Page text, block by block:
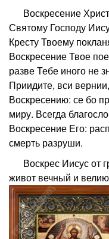
Воскресение
Святому Господу
Кресту Твоему
Воскресение Твое
разве Тебе иного не
Приидите, вси
Воскресению: се бо
миру. Всегда
Воскресение Его:
смерть разруши.
Воскрес Иисус от
живот вечный и